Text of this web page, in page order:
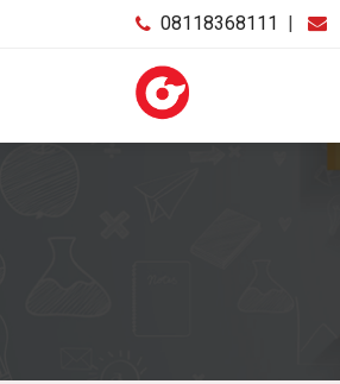
08118368111 |